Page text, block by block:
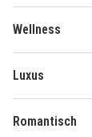
Wellness
Luxus
Romantisch